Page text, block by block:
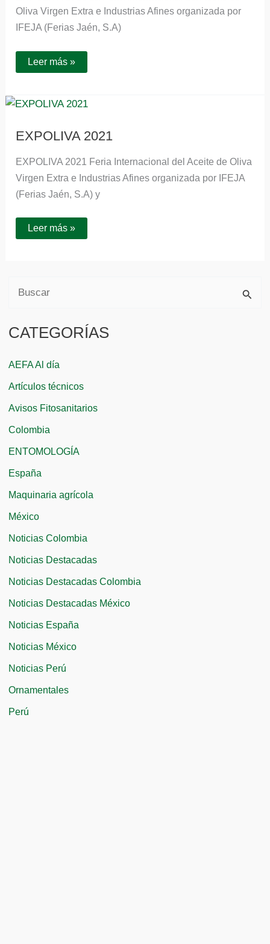
Oliva Virgen Extra e Industrias Afines organizada por
IFEJA (Ferias Jaén, S.A)
Leer más »
EXPOLIVA 2021
EXPOLIVA 2021 Feria Internacional del Aceite de Oliva
Virgen Extra e Industrias Afines organizada por IFEJA
(Ferias Jaén, S.A) y
EXPOLIVA
2021
Leer más »
s
r
p
o
r
:
CATEGORÍAS
AEFA Al día
Artículos técnicos
Avisos Fitosanitarios
Colombia
ENTOMOLOGÍA
España
Maquinaria agrícola
México
Noticias Colombia
Noticias Destacadas
Noticias Destacadas Colombia
Noticias Destacadas México
Noticias España
Noticias México
Noticias Perú
Ornamentales
Perú